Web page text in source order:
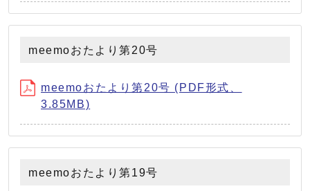
meemoおたより第20号
meemoおたより第20号 (PDF形式、
3.85MB)
meemoおたより第19号